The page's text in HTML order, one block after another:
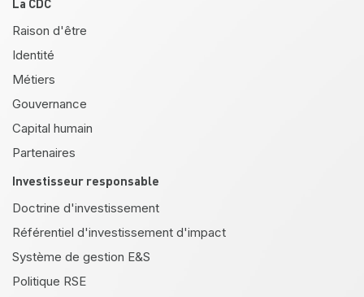
La CDC
Raison d'être
Identité
Métiers
Gouvernance
Capital humain
Partenaires
Investisseur responsable
Doctrine d'investissement
Référentiel d'investissement d'impact
Système de gestion E&S
Politique RSE